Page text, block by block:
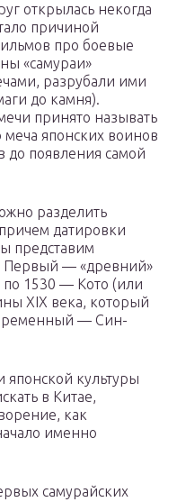
открылась некогда
причиной
про боевые
«самураи»
разрубали ими
до камня).
принято называть
меча японских воинов
до появления самой
разделить
датировки
представим
Первый — «древний»
по 1530 — Кото (или
XIX века, который
— Син-
японской культуры
в Китае,
как
именно
самурайских